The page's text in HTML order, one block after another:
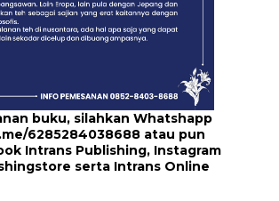
buku, silahkan Whatshapp
6285284038688 atau pun
Intrans Publishing, Instagram
serta Intrans Online